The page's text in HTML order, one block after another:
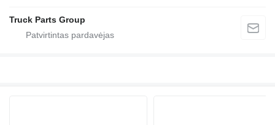
Truck Parts Group